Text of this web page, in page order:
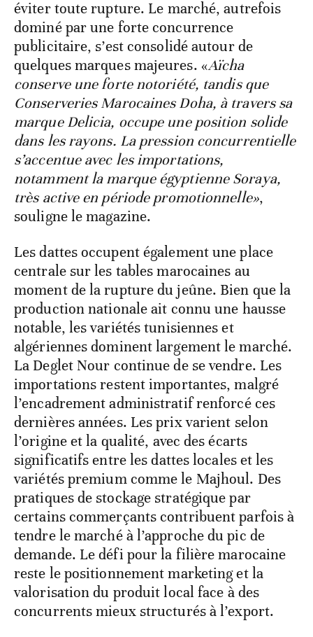
éviter toute rupture. Le marché, autrefois
dominé par une forte concurrence
publicitaire, s’est consolidé autour de
quelques marques majeures. «Aïcha
conserve une forte notoriété, tandis que
Conserveries Marocaines Doha, à travers sa
marque Delicia, occupe une position solide
dans les rayons. La pression concurrentielle
s’accentue avec les importations,
notamment la marque égyptienne Soraya,
très active en période promotionnelle»,
souligne le magazine.
Les dattes occupent également une place
centrale sur les tables marocaines au
moment de la rupture du jeûne. Bien que la
production nationale ait connu une hausse
notable, les variétés tunisiennes et
algériennes dominent largement le marché.
La Deglet Nour continue de se vendre. Les
importations restent importantes, malgré
l’encadrement administratif renforcé ces
dernières années. Les prix varient selon
l’origine et la qualité, avec des écarts
significatifs entre les dattes locales et les
variétés premium comme le Majhoul. Des
pratiques de stockage stratégique par
certains commerçants contribuent parfois à
tendre le marché à l’approche du pic de
demande. Le défi pour la filière marocaine
reste le positionnement marketing et la
valorisation du produit local face à des
concurrents mieux structurés à l’export.